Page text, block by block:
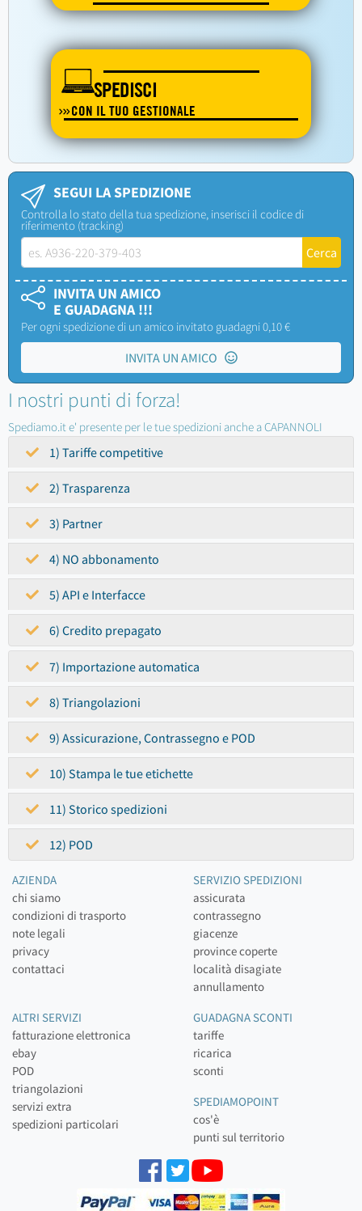
SPEDISCI
CON IL TUO GESTIONALE
SEGUI LA SPEDIZIONE
Controlla lo stato della tua spedizione, inserisci il codice di
riferimento (tracking)
INVITA UN AMICO
E GUADAGNA !!!
Per ogni spedizione di un amico invitato guadagni 0,10 €
INVITA UN AMICO
I nostri punti di forza!
Spediamo.it e' presente per le tue spedizioni anche a CAPANNOLI
1) Tariffe competitive
2) Trasparenza
3) Partner
4) NO abbonamento
5) API e Interfacce
6) Credito prepagato
7) Importazione automatica
8) Triangolazioni
9) Assicurazione, Contrassegno e POD
10) Stampa le tue etichette
11) Storico spedizioni
12) POD
AZIENDA
chi siamo
condizioni di trasporto
note legali
privacy
contattaci
SERVIZIO SPEDIZIONI
assicurata
contrassegno
giacenze
province coperte
località disagiate
annullamento
ALTRI SERVIZI
fatturazione elettronica
ebay
POD
triangolazioni
servizi extra
spedizioni particolari
GUADAGNA SCONTI
tariffe
ricarica
sconti
SPEDIAMOPOINT
cos'è
punti sul territorio